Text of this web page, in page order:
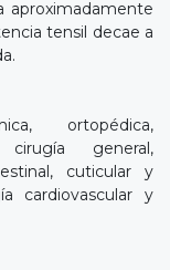
aproximadamente
tensil decae a
ortopédica,
cirugía general,
cuticular y
cardiovascular y